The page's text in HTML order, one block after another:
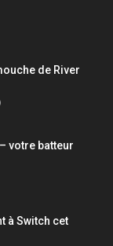
de River
votre batteur
à Switch cet